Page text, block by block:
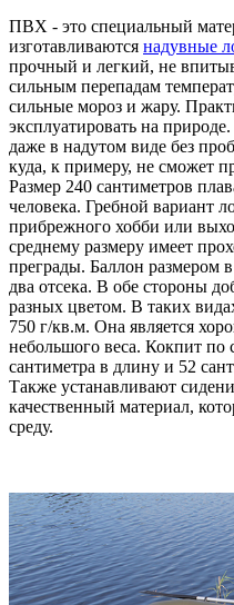
ПВХ - это специальный
изготавливаются надувные
прочный и легкий, не
сильным перепадам
сильные мороз и жару.
эксплуатировать на
даже в надутом виде без
куда, к примеру, не сможет
Размер 240 сантиметров
человека. Гребной вариант
прибрежного хобби или
среднему размеру имеет
преграды. Баллон размером
два отсека. В обе стороны
разных цветом. В таких
750 г/кв.м. Она является
небольшого веса. Кокпит по
сантиметра в длину и 52
Также устанавливают
качественный материал,
среду.